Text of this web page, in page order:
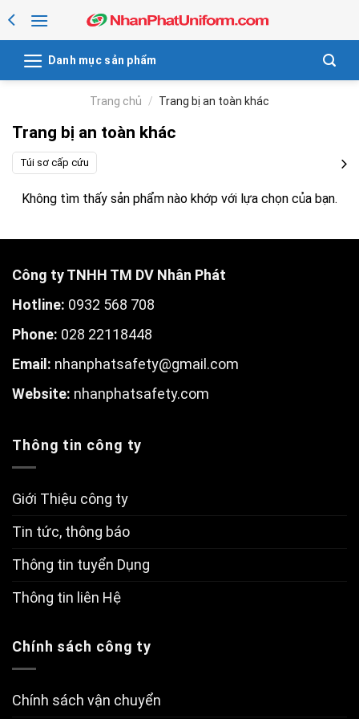
to
Danh mục sản phẩm
Trang chủ / Trang bị an toàn khác
Trang bị an toàn khác
Túi sơ cấp cứu
Không tìm thấy sản phẩm nào khớp với lựa chọn của bạn.
Công ty TNHH TM DV Nhân Phát
Hotline: 0932 568 708
Phone: 028 22118448
Email: nhanphatsafety@gmail.com
Website: nhanphatsafety.com
Thông tin công ty
Giới Thiệu công ty
Tin tức, thông báo
Thông tin tuyển Dụng
Thông tin liên Hệ
Chính sách công ty
Chính sách vận chuyển